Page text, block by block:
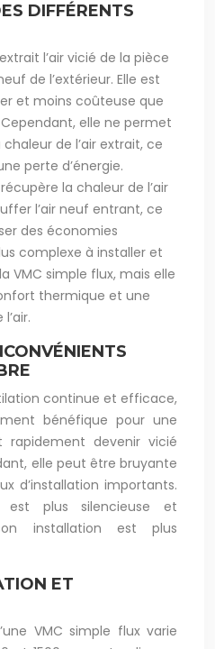
DIFFÉRENTS
extrait l’air vicié de la pièce
de l’extérieur. Elle est
et moins coûteuse que
elle ne permet
de l’air extrait, ce
perte d’énergie.
récupère la chaleur de l’air
l’air neuf entrant, ce
des économies
complexe à installer et
VMC simple flux, mais elle
thermique et une
continue et efficace,
bénéfique pour une
rapidement devenir vicié
elle peut être bruyante
d’installation importants.
plus silencieuse et
installation est plus
ET
VMC simple flux varie